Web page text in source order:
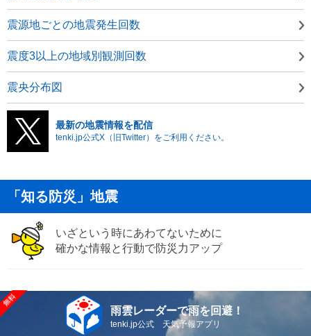
震源地ごとの地震発生回数
震度3以上の地域別観測回数
震央分布図
最新の地震情報を配信
tenki.jp公式X（旧Twitter）をご利用ください。
「知る防災」地震
いざという時にあわてないために
確かな情報と行動で防災力アップ
雨雲レーダーで雨を回避！
tenki.jp公式 天気予報アプリ